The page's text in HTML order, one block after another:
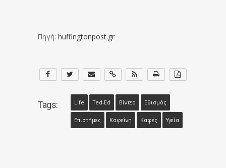
Πηγή: huffingtonpost.gr
Tags: Life Ted-Ed Βίντεο Εθισμός
Επιστήμες Καφεΐνη Καφές Υγεία